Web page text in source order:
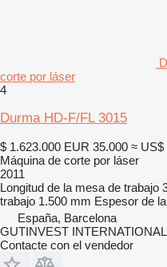
corte por láser
4
Durma HD-F/FL 3015
$ 1.623.000 EUR 35.000 ≈ US$
Máquina de corte por láser
2011
Longitud de la mesa de trabajo
trabajo 1.500 mm Espesor de
España, Barcelona
GUTINVEST
Contacte con el vendedor